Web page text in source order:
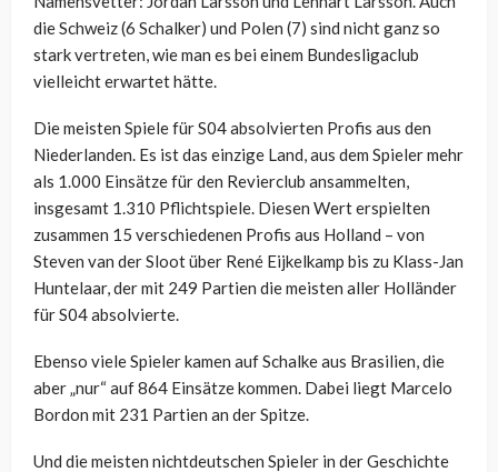
die Schweiz (6 Schalker) und Polen (7) sind nicht ganz so
stark vertreten, wie man es bei einem Bundesligaclub
vielleicht erwartet hätte.
Die meisten Spiele für S04 absolvierten Profis aus den
Niederlanden. Es ist das einzige Land, aus dem Spieler mehr
als 1.000 Einsätze für den Revierclub ansammelten,
insgesamt 1.310 Pflichtspiele. Diesen Wert erspielten
zusammen 15 verschiedenen Profis aus Holland – von
Steven van der Sloot über René Eijkelkamp bis zu Klass-Jan
Huntelaar, der mit 249 Partien die meisten aller Holländer
für S04 absolvierte.
Ebenso viele Spieler kamen auf Schalke aus Brasilien, die
aber „nur“ auf 864 Einsätze kommen. Dabei liegt Marcelo
Bordon mit 231 Partien an der Spitze.
Und die meisten nichtdeutschen Spieler in der Geschichte